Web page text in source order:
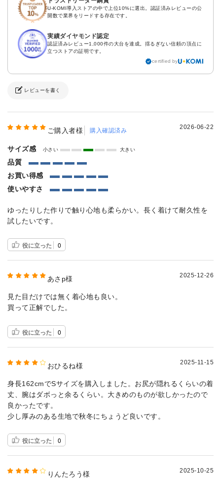
U-KOMI導入ストアの中で上位10%に選出。認証済みレビューの公
開数で業界をリードする存在です。
実績ダイヤモンド認定
認証済みレビュー1,000件の大台を達成。揺るぎない信頼の頂点に
立つストアの証明です。
certified by
レビューを書く
ご購入者様 購入確認済み 2026-06-22
サイズ感 小さい 大きい
品質
お買い得感
使いやすさ
ゆったりした作りで触り心地も柔らかい。長く着けて耐久性を
試したいです。
役に立った 0
あさp様 2025-12-26
見た目だけでは無く着心地も良い。
買って正解でした。
役に立った 0
おひるね様 2025-11-15
身長162cmでSサイズを購入しました。お尻が隠れるくらいの着
丈、腕はダボっと余るくらい。大きめのものが欲しかったので
良かったです。
少し厚みのある生地で秋冬にちょうど良いです。
役に立った 0
りんたろう様 2025-10-25